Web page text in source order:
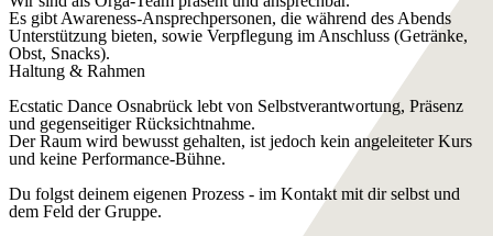
Es gibt Awareness-Ansprechpersonen, die während des Abends
Unterstützung bieten, sowie Verpflegung im Anschluss (Getränke,
Obst, Snacks).
Haltung & Rahmen
Ecstatic Dance Osnabrück lebt von Selbstverantwortung, Präsenz
und gegenseitiger Rücksichtnahme.
Der Raum wird bewusst gehalten, ist jedoch kein angeleiteter Kurs
und keine Performance-Bühne.
Du folgst deinem eigenen Prozess - im Kontakt mit dir selbst und
dem Feld der Gruppe.